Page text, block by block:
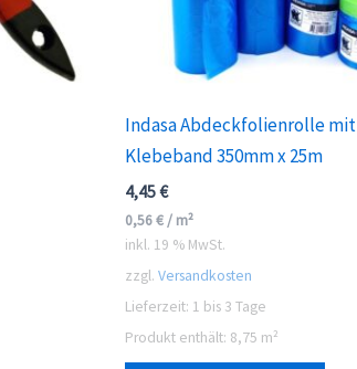
Indasa Abdeckfolienrolle mit
Klebeband 350mm x 25m
4,45€
0,56€ / m²
inkl. 19 % MwSt.
zzgl. Versandkosten
Lieferzeit: 1 bis 3 Tage
Produkt enthält: 8,75 m²